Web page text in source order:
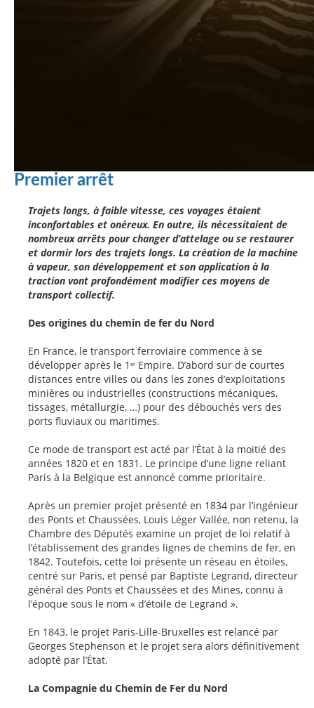
Premier arrêt
Trajets longs, à faible vitesse, ces voyages étaient
inconfortables et onéreux. En outre, ils nécessitaient de
nombreux arrêts pour changer d’attelage ou se restaurer
et dormir lors des trajets longs. La création de la machine
à vapeur, son développement et son application à la
traction vont profondément modifier ces moyens de
transport collectif.
Des origines du chemin de fer du Nord
En France, le transport ferroviaire commence à se
développer après le 1 er Empire. D’abord sur de courtes
distances entre villes ou dans les zones d’exploitations
minières ou industrielles (constructions mécaniques,
tissages, métallurgie, …) pour des débouchés vers des
ports fluviaux ou maritimes.
Ce mode de transport est acté par l’État à la moitié des
années 1820 et en 1831. Le principe d’une ligne reliant
Paris à la Belgique est annoncé comme prioritaire.
Après un premier projet présenté en 1834 par l’ingénieur
des Ponts et Chaussées, Louis Léger Vallée, non retenu, la
Chambre des Députés examine un projet de loi relatif à
l’établissement des grandes lignes de chemins de fer, en
1842. Toutefois, cette loi présente un réseau en étoiles,
centré sur Paris, et pensé par Baptiste Legrand, directeur
général des Ponts et Chaussées et des Mines, connu à
l’époque sous le nom « d’étoile de Legrand ».
En 1843, le projet Paris-Lille-Bruxelles est relancé par
Georges Stephenson et le projet sera alors définitivement
adopté par l’État.
La Compagnie du Chemin de Fer du Nord